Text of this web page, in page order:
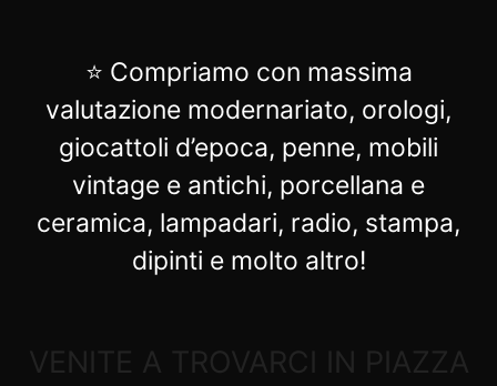
⭐ Compriamo con massima
valutazione modernariato, orologi,
giocattoli d’epoca, penne, mobili
vintage e antichi, porcellana e
ceramica, lampadari, radio, stampa,
dipinti e molto altro!
VENITE A TROVARCI IN PIAZZA